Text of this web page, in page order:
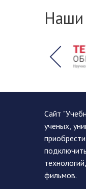
Наши
Сайт
ученых,
фильмов.